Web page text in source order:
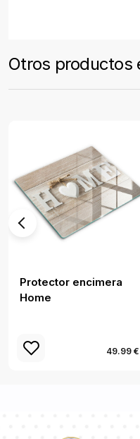
Otros productos
Protector encimera
Home
49.99 €